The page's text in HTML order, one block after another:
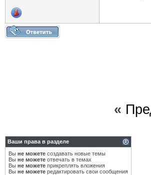
«
Ваши права в разделе
Вы не можете создавать новые темы
Вы не можете отвечать в темах
Вы не можете прикреплять вложения
Вы не можете редактировать свои сообщения